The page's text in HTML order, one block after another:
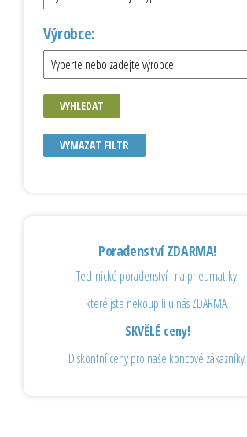
Výrobce:
VYHLEDAT
VYMAZAT FILTR
Poradenství ZDARMA!
Technické poradenství i na pneumatiky,
které jste nekoupili u nás ZDARMA.
SKVĚLÉ ceny!
Diskontní ceny pro naše koncové zákazníky.